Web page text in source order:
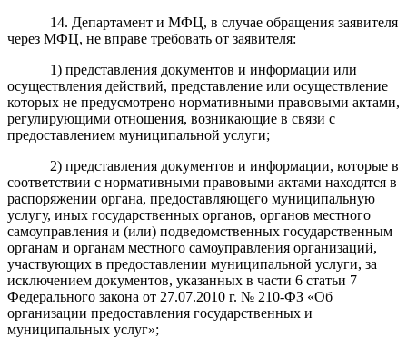
14. Департамент и МФЦ, в случае обращения заявителя
через МФЦ, не вправе требовать от заявителя:
1) представления документов и информации или
осуществления действий, представление или осуществление
которых не предусмотрено нормативными правовыми актами,
регулирующими отношения, возникающие в связи с
предоставлением муниципальной услуги;
2) представления документов и информации, которые в
соответствии с нормативными правовыми актами находятся в
распоряжении органа, предоставляющего муниципальную
услугу, иных государственных органов, органов местного
самоуправления и (или) подведомственных государственным
органам и органам местного самоуправления организаций,
участвующих в предоставлении муниципальной услуги, за
исключением документов, указанных в части 6 статьи 7
Федерального закона от 27.07.2010 г. № 210-ФЗ «Об
организации предоставления государственных и
муниципальных услуг»;